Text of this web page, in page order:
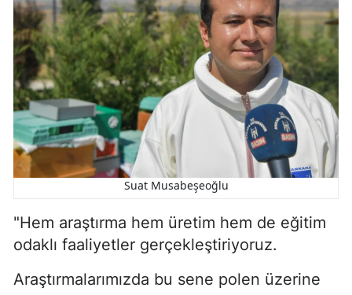
Suat Musabeşeoğlu
"Hem araştırma hem üretim hem de eğitim
odaklı faaliyetler gerçekleştiriyoruz.
Araştırmalarımızda bu sene polen üzerine